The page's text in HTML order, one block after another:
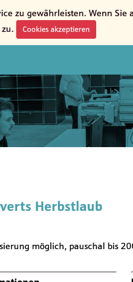
zu gewährleisten. Wenn
Cookies akzeptieren
Herbstlaub
möglich, pauschal bis